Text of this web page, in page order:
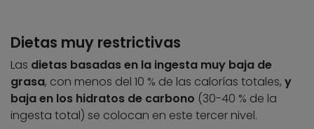
Dietas muy restrictivas
Las dietas basadas en la ingesta muy baja de
grasa, con menos del 10 % de las calorías totales, y
baja en los hidratos de carbono (30-40 % de la
ingesta total) se colocan en este tercer nivel.